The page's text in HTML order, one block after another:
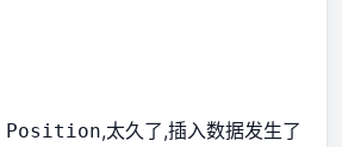
Position,太久了,插入数据发生了